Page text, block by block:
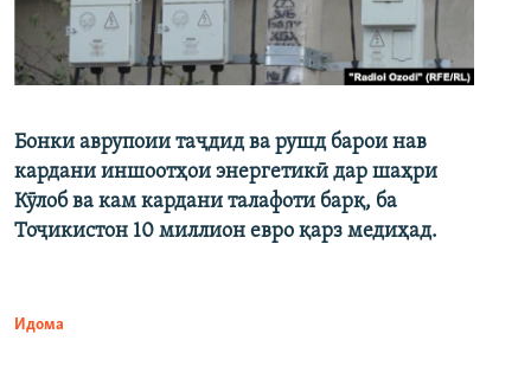
Бонки аврупоии таҷдид ва рушд барои нав
кардани иншоотҳои энергетикӣ дар шаҳри
Кӯлоб ва кам кардани талафоти барқ, ба
Тоҷикистон 10 миллион евро қарз медиҳад.
Идома